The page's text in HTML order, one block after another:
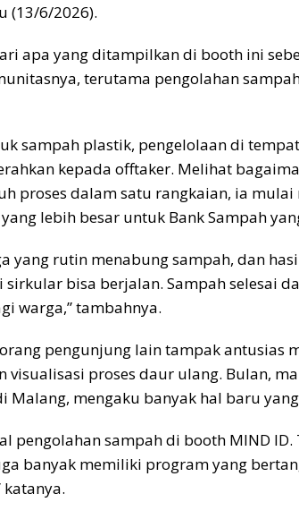
(13/6/2026).
apa yang ditampilkan di booth ini
terutama pengolahan
sampah plastik, pengelolaan di
kepada offtaker. Melihat
proses dalam satu rangkaian, ia
lebih besar untuk Bank Sampah
yang rutin menabung sampah, dan
sirkular bisa berjalan. Sampah selesai
warga,” tambahnya.
pengunjung lain tampak antusias
visualisasi proses daur ulang. Bulan,
Malang, mengaku banyak hal baru
pengolahan sampah di booth MIND ID.
banyak memiliki program yang
katanya.